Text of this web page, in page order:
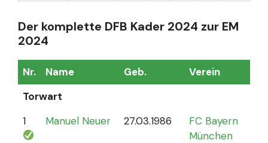
Der komplette DFB Kader 2024 zur EM
2024
Nr. Name Geb. Verein
Torwart
1
Manuel Neuer 27.03.1986
FC Bayern
München